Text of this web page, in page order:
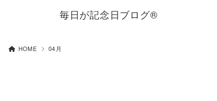
毎日が記念日ブログ®
HOME 04月